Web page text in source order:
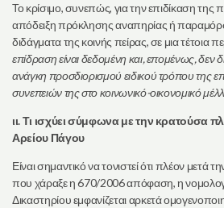
Το κρίσιμο, συνεπώς, για την επιδίκαση της
απόδειξη πρόκλησης αναπηρίας ή
διδάγματα της κοινής πείρας, σε μια τέτοια
επίδραση είναι δεδομένη και, επομένως, δεν
ανάγκη προσδιορισμού ειδικού τρόπου της
συνεπειών της στο κοινωνικό-οικονομικό
ιι. Τι ισχύει σύμφωνα με την κρατούσα
Αρείου Πάγου
Είναι σημαντικό να τονιστεί ότι πλέον μετά
που χάραξε η 670/2006 απόφαση, η
Δικαστηρίου εμφανίζεται αρκετά